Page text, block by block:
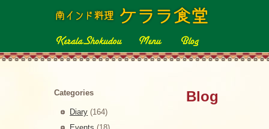
Blog
Categories
Diary (164)